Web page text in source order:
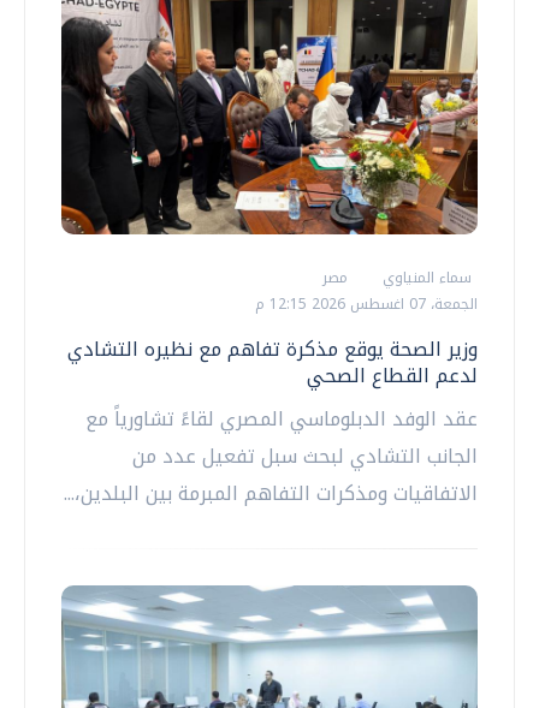
سماء المنياوي
مصر
الجمعة، 07 اغسطس 2026 12:15 م
وزير الصحة يوقع مذكرة تفاهم مع نظيره التشادي
لدعم القطاع الصحي
عقد الوفد الدبلوماسي المصري لقاءً تشاورياً مع
الجانب التشادي لبحث سبل تفعيل عدد من
الاتفاقيات ومذكرات التفاهم المبرمة بين البلدين،...